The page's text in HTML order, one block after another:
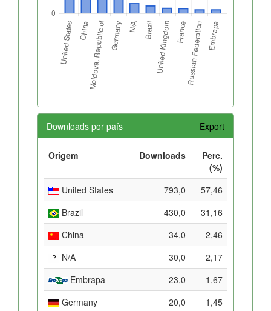
Downloads por país Export
Origem Downloads
Perc.
(%)
United States
793,0
57,46
Brazil
430,0
31,16
China
34,0
2,46
N/A
30,0
2,17
Embrapa
23,0
1,67
Germany
20,0
1,45